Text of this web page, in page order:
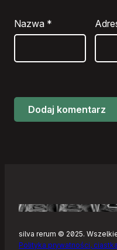
Nazwa *
silva rerum © 2025.
Polityka prywatności,